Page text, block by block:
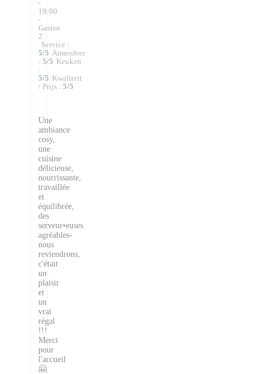
-
19:00
-
Gasten
2
Service :
5/5 Atmosfeer
: 5/5 Keuken
:
5/5 Kwaliteit
/ Prijs : 5/5
Une
ambiance
cosy,
une
cuisine
délicieuse,
nourrissante,
travaillée
et
équilibrée,
des
serveur•euses
agréables-
nous
reviendrons,
c'était
un
plaisir
et
un
vrai
régal
!!!
Merci
pour
l'accueil
🤗